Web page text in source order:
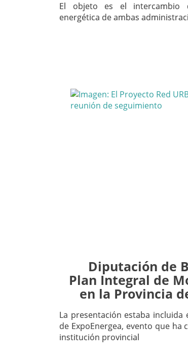
El objeto es el intercambio
energética de ambas
Diputación de
Plan Integral de
en la Provincia
La presentación estaba
de ExpoEnergea, evento que
institución provincial